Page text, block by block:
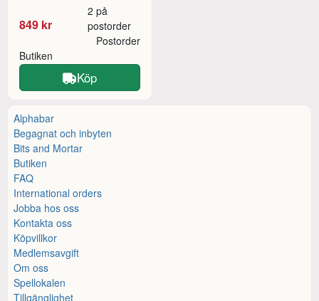
849 kr
2 på
postorder
Butiken
Postorder
Köp
Alphabar
Begagnat och inbyten
Bits and Mortar
Butiken
FAQ
International orders
Jobba hos oss
Kontakta oss
Köpvillkor
Medlemsavgift
Om oss
Spellokalen
Tillgänglighet